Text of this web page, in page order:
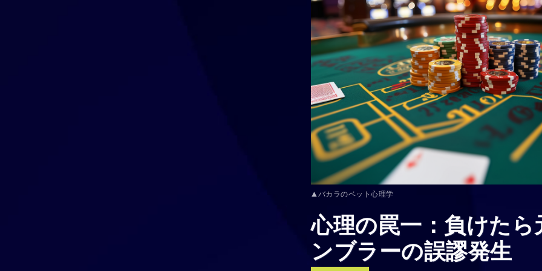
▲バカラのベット心理学
心理の罠一：負けた
ンブラーの誤謬発生